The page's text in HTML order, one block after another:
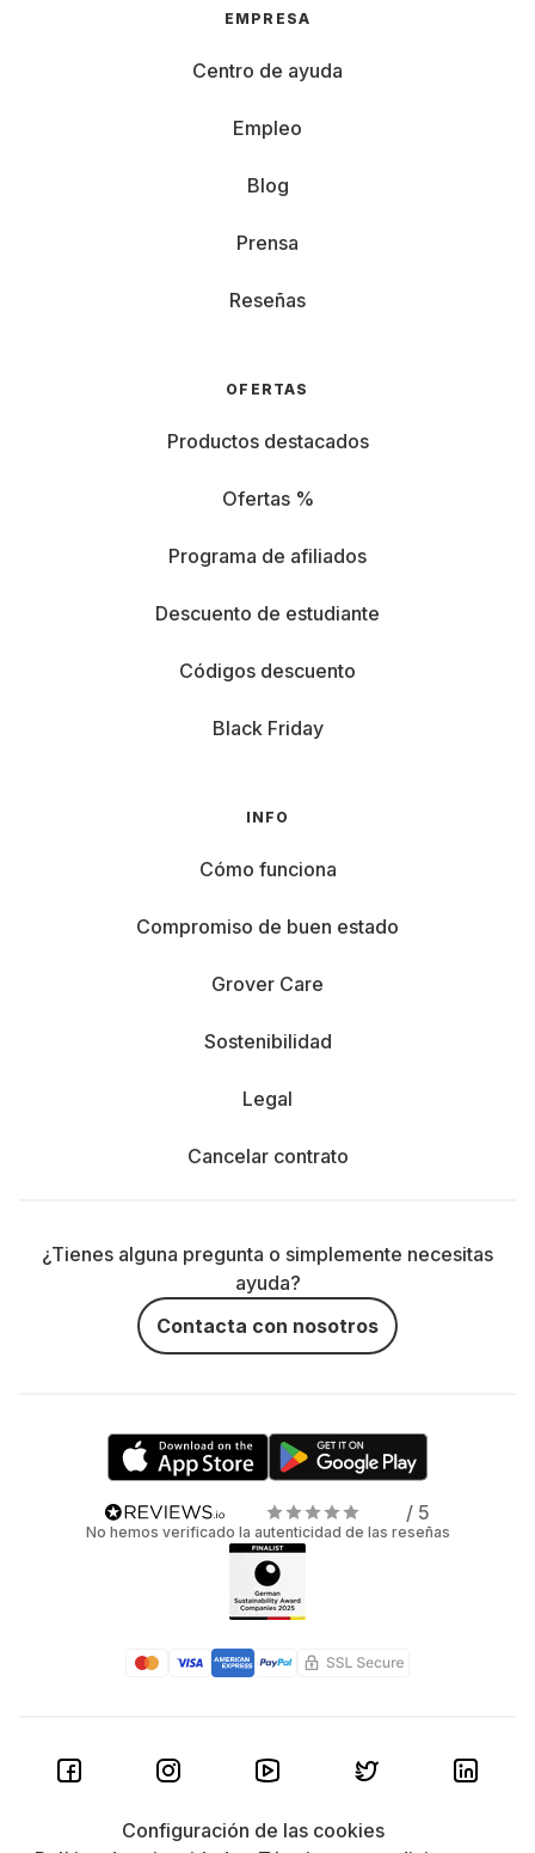
EMPRESA
Centro de ayuda
Empleo
Blog
Prensa
Reseñas
OFERTAS
Productos destacados
Ofertas %
Programa de afiliados
Descuento de estudiante
Códigos descuento
Black Friday
INFO
Cómo funciona
Compromiso de buen estado
Grover Care
Sostenibilidad
Legal
Cancelar contrato
¿Tienes alguna pregunta o simplemente necesitas
ayuda?
Contacta con nosotros
/ 5
No hemos verificado la autenticidad de las reseñas
Configuración de las cookies